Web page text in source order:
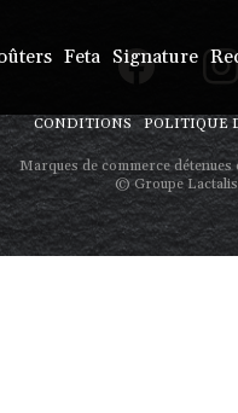
Feta Signature
CONDITIONS POLITIQUE
Marques de commerce
© Groupe